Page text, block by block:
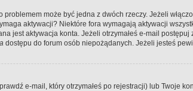
może być jedna z dwóch rzeczy. Jeżeli
aktywacji? Niektóre fora wymagają aktywacji
jest aktywacja konta. Jeżeli otrzymałeś e-mail
dostępu do forum osób niepożądanych. Jeżeli jesteś
e-mail, który otrzymałeś po rejestracji) lub Twoje